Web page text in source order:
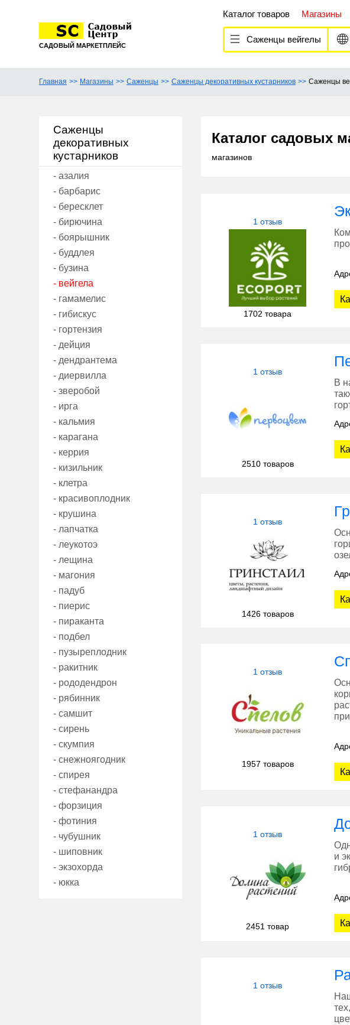
САДОВЫЙ МАРКЕТПЛЕЙС
Каталог товаров Магазины
Саженцы вейгелы
Главная Магазины Саженцы Саженцы декоративных кустарников Саженцы
Саженцы
декоративных
кустарников
- азалия
- барбарис
- бересклет
- бирючина
- боярышник
- буддлея
- бузина
- вейгела
- гамамелис
- гибискус
- гортензия
- дейция
- дендрантема
- диервилла
- зверобой
- ирга
- кальмия
- карагана
- керрия
- кизильник
- клетра
- красивоплодник
- крушина
- лапчатка
- леукотоэ
- лещина
- магония
- падуб
- пиерис
- пираканта
- подбел
- пузыреплодник
- ракитник
- рододендрон
- рябинник
- самшит
- сирень
- скумпия
- снежноягодник
- спирея
- стефанандра
- форзиция
- фотиния
- чубушник
- шиповник
- экзохорда
- юкка
Каталог садовых
магазинов
1 отзыв
1702 товара
1 отзыв
2510 товаров
В
1 отзыв
1426 товаров
1 отзыв
1957 товаров
1 отзыв
2451 товар
и
1 отзыв